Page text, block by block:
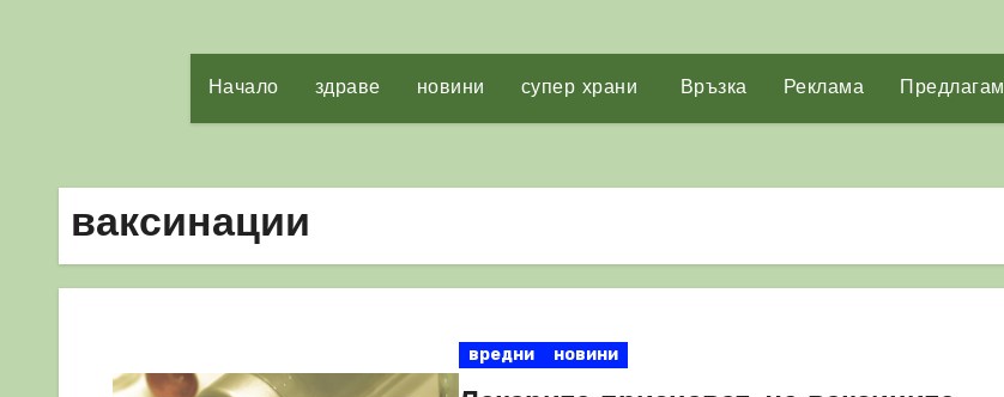
Начало здраве новини супер храни Връзка Реклама Предлагам
ваксинации
вредни новини